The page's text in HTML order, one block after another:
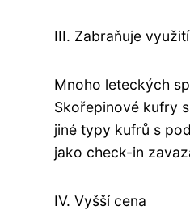
III. Zabraňuje
Mnoho leteckých
Skořepinové kufry
jiné typy kufrů s
jako check-in
IV. Vyšší cena